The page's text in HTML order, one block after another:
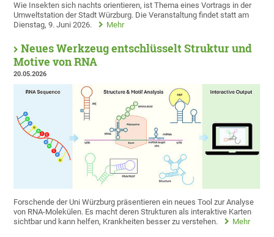
Wie Insekten sich nachts orientieren, ist Thema eines Vortrags in der
Umweltstation der Stadt Würzburg. Die Veranstaltung findet statt am
Dienstag, 9. Juni 2026.
Mehr
Neues Werkzeug entschlüsselt Struktur und
Motive von RNA
20.05.2026
Forschende der Uni Würzburg präsentieren ein neues Tool zur Analyse
von RNA-Molekülen. Es macht deren Strukturen als interaktive Karten
sichtbar und kann helfen, Krankheiten besser zu verstehen.
Mehr